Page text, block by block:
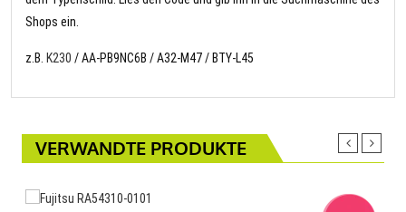
Shops ein.
z.B. K230 / AA-PB9NC6B / A32-M47 / BTY-L45
VERWANDTE PRODUKTE